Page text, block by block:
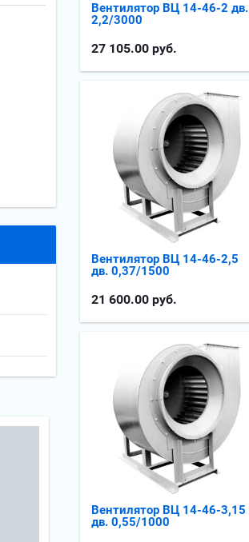
Вентилятор ВЦ 14-46-2 дв.
2,2/3000
27 105.00 руб.
Вентилятор ВЦ 14-46-2,5
дв. 0,37/1500
21 600.00 руб.
Вентилятор ВЦ 14-46-3,15
дв. 0,55/1000